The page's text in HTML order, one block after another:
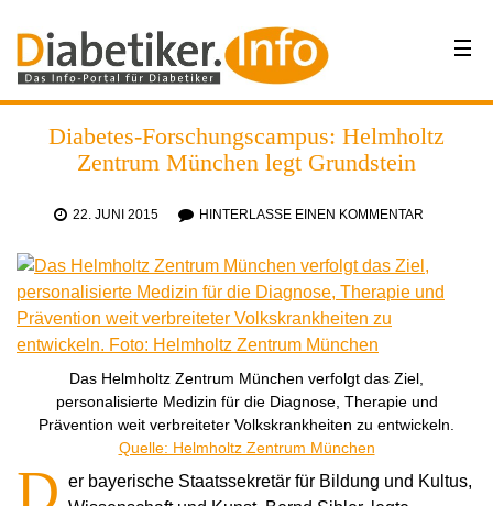
Diabetes-Forschungscampus: Helmholtz
Zentrum München legt Grundstein
22. JUNI 2015 HINTERLASSE EINEN KOMMENTAR
Das Helmholtz Zentrum München verfolgt das Ziel,
personalisierte Medizin für die Diagnose, Therapie und
Prävention weit verbreiteter Volkskrankheiten zu entwickeln.
Quelle: Helmholtz Zentrum München
D er bayerische Staatssekretär für Bildung und Kultus,